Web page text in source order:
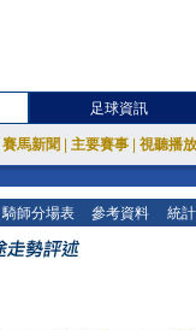
足球資訊
賽馬新聞 主要賽事 視聽播
騎師分場表 參考資料 統